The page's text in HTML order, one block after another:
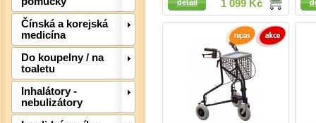
Čínská a korejská
medicína
Do koupelny / na
toaletu
Inhalátory -
nebulizátory
1 099 Kč
detail